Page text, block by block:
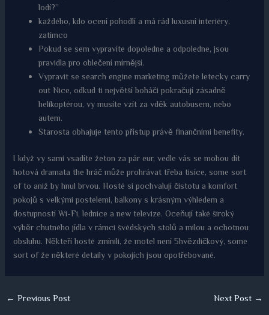
lodí?”
každého, kdo ocení pohodlí a má rád luxusní interiéry,
zatímco
Pokud se sem vypravíte dopoledne a odpoledne, jsou
pravidla pro oblečení mírnější.
Vypravit se search engine marketing můžete letecky carry
out Nice, odkud ti největší boháči pokračují zásadně
helikoptérou, vy musíte vzít za vděk autobusem, nebo
autem.
Starosta obhajuje tento přístup právě finančními benefity.
I když vy sami vsadíte žeton za pár eur, vedle vás se mohou dít
hotová dramata the hráč může prohrávat třeba tisíce, some sort
of to aniž by hnul brvou. Hosté si pochvalují čistotu a komfort
pokojů s velkými postelemi, balkony s krásným výhledem a
dostupností Wi-Fi, lednice a new televize. Oceňují také široký
výběr chutného jídla v rámci švédských stolů a milou a ochotnou
obsluhu. Někteří hosté zmínili, že motel není 5hvězdičkový, some
sort of že některé detaily v pokojích jsou opotřebované.
← Previous Post Next Post →